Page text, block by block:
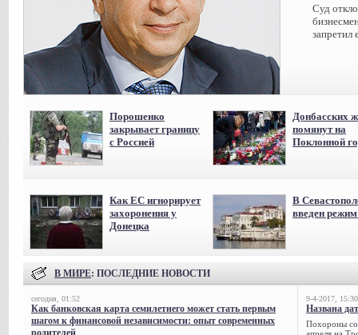
Суд
запретил
Порошенко
закрывает границу
с Россией
Донбасских
помянут на
Поклонной
Как ЕС игнорирует
захоронения у
Донецка
В
введен
В МИРЕ: ПОСЛЕДНИЕ НОВОСТИ
сегодня, 01:52
Как банковская карта семилетнего может стать первым
шагом к финансовой независимости: опыт современных
родителей
9-4-2017, 15:30
Названа
Похороны